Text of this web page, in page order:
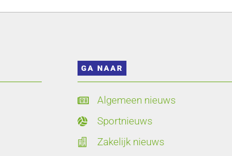
GA NAAR
 Algemeen nieuws
 Sportnieuws
 Zakelijk nieuws